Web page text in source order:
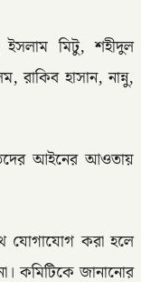
মিটু, শহীদুল
রাকিব হাসান, নান্নু,
আইনের আওতায়
যোগাযোগ করা হলে
কমিটিকে জানানোর